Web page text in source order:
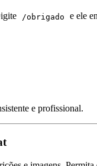
/obrigado
e ele
e profissional.